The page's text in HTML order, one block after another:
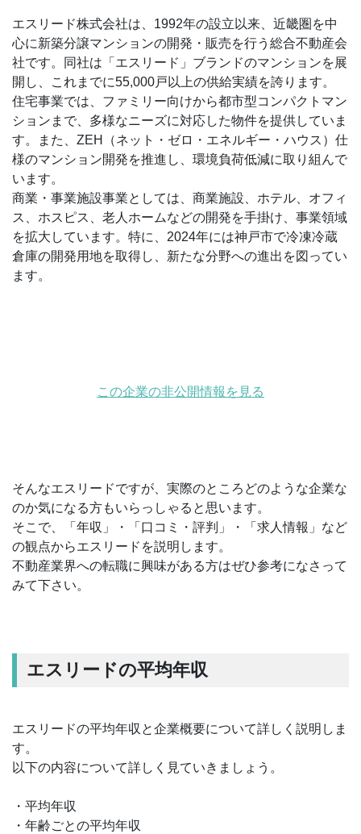
エスリード株式会社は、1992年の設立以来、近畿圏を中
心に新築分譲マンションの開発・販売を行う総合不動産会
社です。同社は「エスリード」ブランドのマンションを展
開し、これまでに55,000戸以上の供給実績を誇ります。
住宅事業では、ファミリー向けから都市型コンパクトマン
ションまで、多様なニーズに対応した物件を提供していま
す。また、ZEH（ネット・ゼロ・エネルギー・ハウス）仕
様のマンション開発を推進し、環境負荷低減に取り組んで
います。
商業・事業施設事業としては、商業施設、ホテル、オフィ
ス、ホスピス、老人ホームなどの開発を手掛け、事業領域
を拡大しています。特に、2024年には神戸市で冷凍冷蔵
倉庫の開発用地を取得し、新たな分野への進出を図ってい
ます。
この企業の非公開情報を見る
そんなエスリードですが、実際のところどのような企業な
のか気になる方もいらっしゃると思います。
そこで、「年収」・「口コミ・評判」・「求人情報」など
の観点からエスリードを説明します。
不動産業界への転職に興味がある方はぜひ参考になさって
みて下さい。
エスリードの平均年収
エスリードの平均年収と企業概要について詳しく説明しま
す。
以下の内容について詳しく見ていきましょう。
・平均年収
・年齢ごとの平均年収